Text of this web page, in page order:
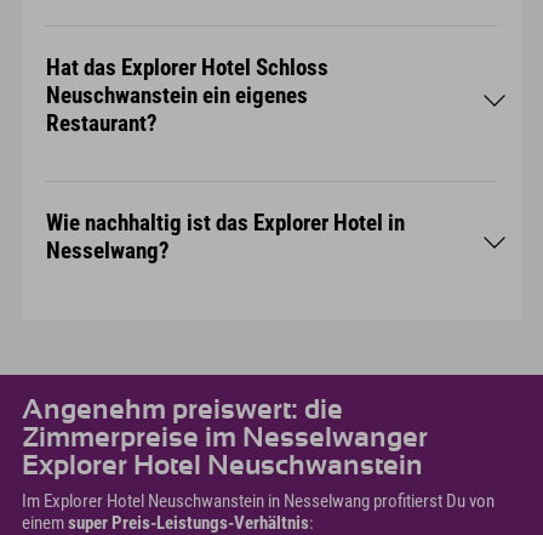
Hat das Explorer Hotel Schloss
Neuschwanstein ein eigenes
Restaurant?
Wie nachhaltig ist das Explorer Hotel in
Nesselwang?
Angenehm preiswert: die
Zimmerpreise im Nesselwanger
Explorer Hotel Neuschwanstein
Im Explorer Hotel Neuschwanstein in Nesselwang profitierst Du von
einemsuper Preis-Leistungs-Verhältnis: